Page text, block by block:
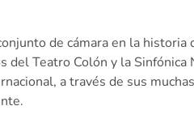
de cámara en la historia
del Teatro Colón y la
a través de sus